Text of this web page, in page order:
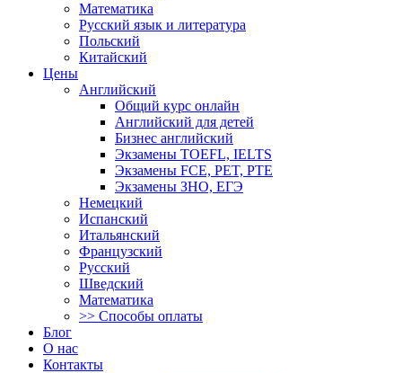
Математика
Русский язык и литература
Польский
Китайский
Цены
Английский
Общий курс онлайн
Английский для детей
Бизнес английский
Экзамены TOEFL, IELTS
Экзамены FCE, PET, PTE
Экзамены ЗНО, ЕГЭ
Немецкий
Испанский
Итальянский
Французский
Русский
Шведский
Математика
>> Способы оплаты
Блог
О нас
Контакты